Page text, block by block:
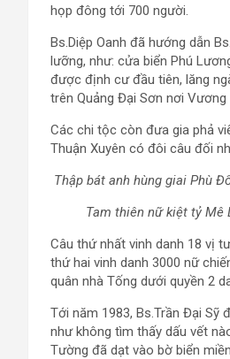
họp đông tới 700 người.
Bs.Diệp Oanh đã hướng dẫn
lưỡng, như: cửa biển Phú
được định cư đầu tiên, lăng
trên Quảng Đại Sơn nơi
Các chi tộc còn đưa gia phả
Thuận Xuyên có đôi câu đối
Thập bát anh hùng giai Phù
Tam thiên nữ kiệt tỷ Mê
Câu thứ nhất vinh danh 18 vị
thứ hai vinh danh 3000 nữ
quân nhà Tống dưới quyền 2
Tới năm 1983, Bs.Trần Đại Sỹ
như không tìm thấy dấu vết
Tường đã dạt vào bờ biển